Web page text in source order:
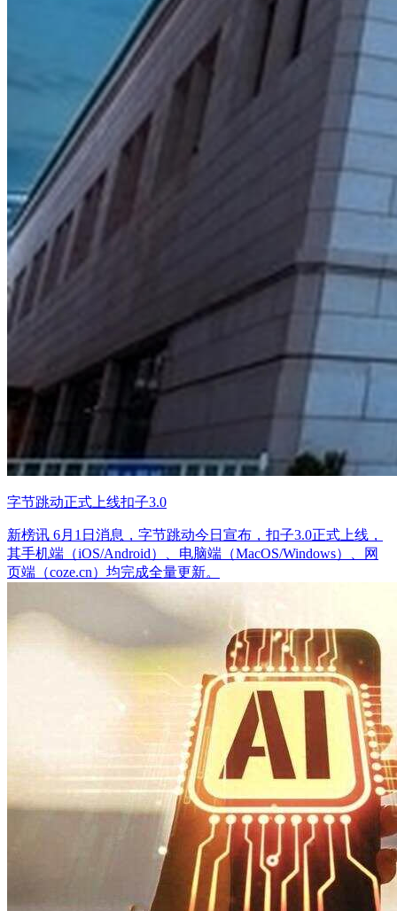
字节跳动正式上线扣子3.0
新榜讯 6月1日消息，字节跳动今日宣布，扣子3.0正式上线，
其手机端（iOS/Android）、电脑端（MacOS/Windows）、网
页端（coze.cn）均完成全量更新。